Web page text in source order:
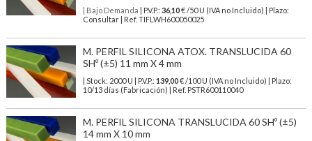
| Bajo Demanda | P.V.P.: 36,10€ /50 U (IVA no Incluido) | Plazo:
Consultar | Ref. TIFLWH600050025
M. PERFIL SILICONA ATOX. TRANSLUCIDA 60
SHº (±5) 11 mm X 4 mm
| Stock: 2000 U | P.V.P.: 139,00€/100 U (IVA no Incluido)
| Plazo:
10/13 días (Fabricación) | Ref. PSTR600110040
M. PERFIL SILICONA TRANSLUCIDA 60 SHº (±5)
14 mm X 10 mm